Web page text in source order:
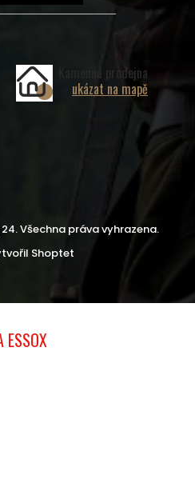
Kamenná prodejna
ukázat na mapě
Shoptet
. Všechna práva vyhrazena.
ESSOX